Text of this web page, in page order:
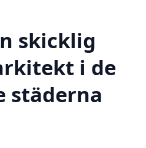
skicklig
i de
städerna